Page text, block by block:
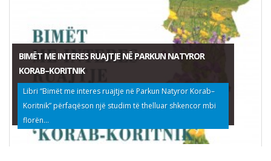
BIMËT ME INTERES RUAJTJE NË PARKUN NATYROR
KORAB–KORITNIK
Libri “Bimët me interes ruajtje në Parkun Natyror Korab–
Koritnik” përfaqëson një studim të thelluar shkencor mbi
florën...